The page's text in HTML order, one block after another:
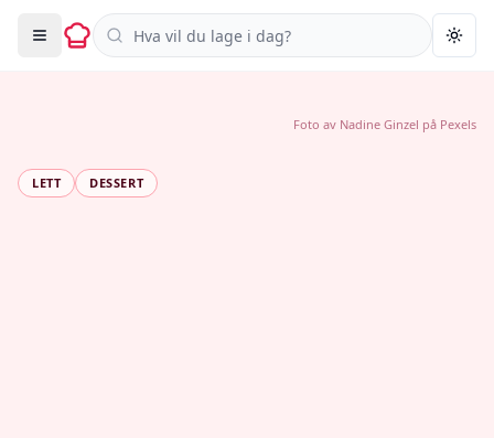
Søk i oppskrifter
LETT DESSERT
Foto av Nadine Ginzel på Pexels